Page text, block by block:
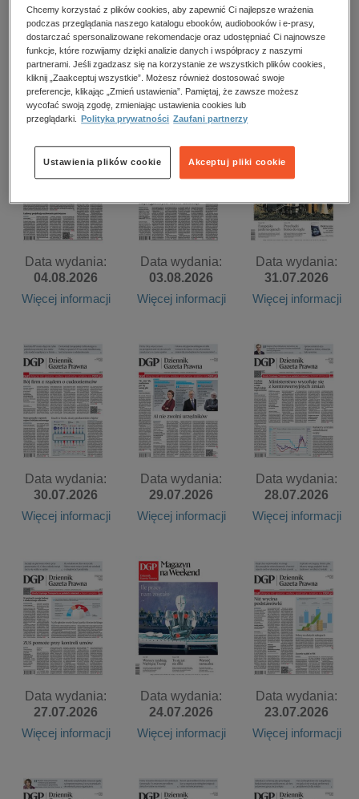
polityka, społeczno-informacyjne
psychologiczne
inne
popularno-naukowe
zdrowie
religie
Data wydania:
07.08.2026
Więcej informacji
Data wydania:
06.08.2026
Więcej informacji
Data wydania:
05.08.2026
Więcej informacji
Data wydania:
04.08.2026
Więcej informacji
Data wydania:
03.08.2026
Więcej informacji
Data wydania:
31.07.2026
Więcej informacji
Data wydania:
30.07.2026
Więcej informacji
Data wydania:
29.07.2026
Więcej informacji
Data wydania:
28.07.2026
Więcej informacji
Data wydania:
27.07.2026
Więcej informacji
Data wydania:
24.07.2026
Więcej informacji
Data wydania:
23.07.2026
Więcej informacji
Chcemy korzystać z plików cookies, aby zapewnić Ci najlepsze wrażenia
podczas przeglądania naszego katalogu ebooków, audiobooków i e-prasy,
dostarczać spersonalizowane rekomendacje oraz udostępniać Ci najnowsze
funkcje, które rozwijamy dzięki analizie danych i współpracy z naszymi
partnerami. Jeśli zgadzasz się na korzystanie ze wszystkich plików cookies,
kliknij „Zaakceptuj wszystkie”. Możesz również dostosować swoje
preferencje, klikając „Zmień ustawienia”. Pamiętaj, że zawsze możesz
wycofać swoją zgodę, zmieniając ustawienia cookies lub
przeglądarki.
Polityka prywatności Zaufani partnerzy
Akceptuj pliki cookie
Ustawienia plików cookie